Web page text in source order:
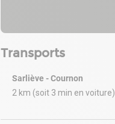
Transports
Sarliève - Cournon
2 km (soit 3 min en voiture)